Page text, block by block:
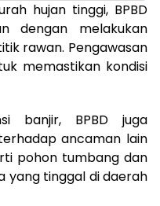
hujan tinggi, BPBD
dengan melakukan
rawan. Pengawasan
memastikan kondisi
banjir, BPBD juga
ancaman lain
pohon tumbang dan
yang tinggal di daerah